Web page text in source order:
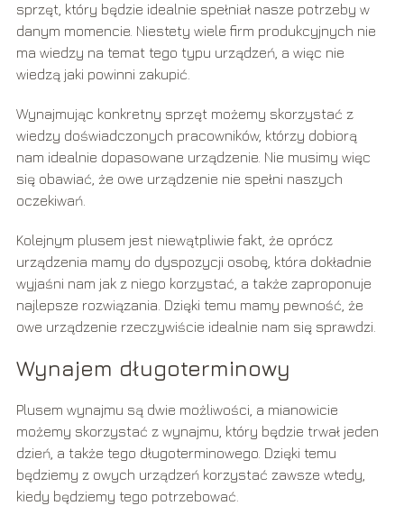
sprzęt, który będzie idealnie spełniał nasze potrzeby w
danym momencie. Niestety wiele firm produkcyjnych nie
ma wiedzy na temat tego typu urządzeń, a więc nie
wiedzą jaki powinni zakupić.
Wynajmując konkretny sprzęt możemy skorzystać z
wiedzy doświadczonych pracowników, którzy dobiorą
nam idealnie dopasowane urządzenie. Nie musimy więc
się obawiać, że owe urządzenie nie spełni naszych
oczekiwań.
Kolejnym plusem jest niewątpliwie fakt, że oprócz
urządzenia mamy do dyspozycji osobę, która dokładnie
wyjaśni nam jak z niego korzystać, a także zaproponuje
najlepsze rozwiązania. Dzięki temu mamy pewność, że
owe urządzenie rzeczywiście idealnie nam się sprawdzi.
Wynajem długoterminowy
Plusem wynajmu są dwie możliwości, a mianowicie
możemy skorzystać z wynajmu, który będzie trwał jeden
dzień, a także tego długoterminowego. Dzięki temu
będziemy z owych urządzeń korzystać zawsze wtedy,
kiedy będziemy tego potrzebować.